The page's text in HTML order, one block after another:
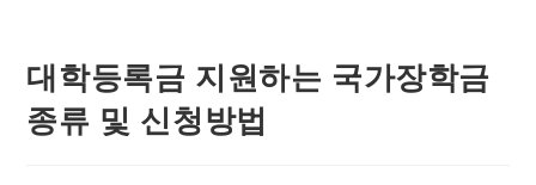
대학등록금 지원하는 국가장학금
종류 및 신청방법